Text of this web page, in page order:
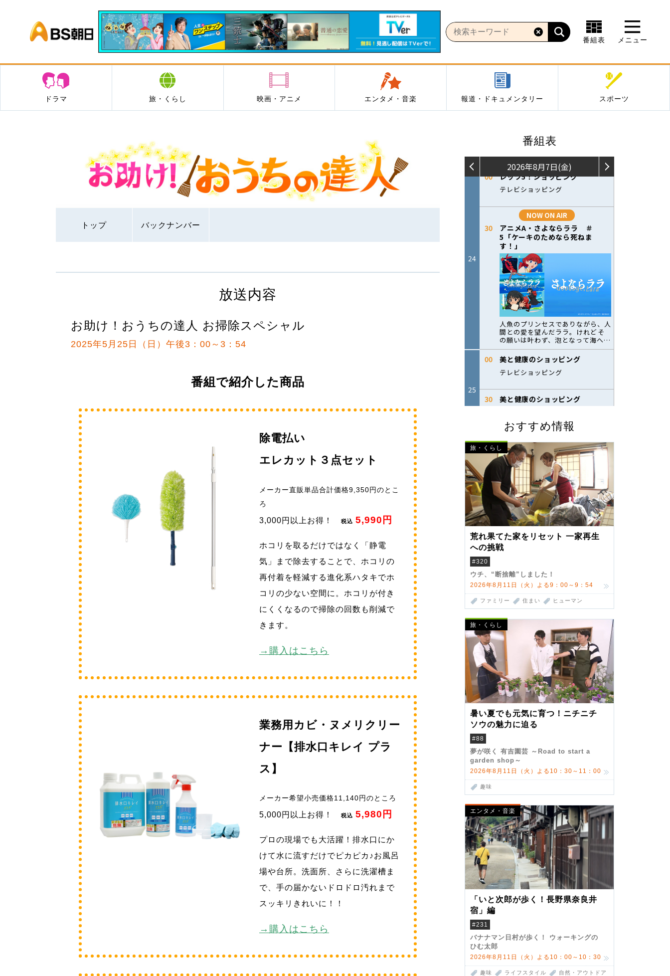
BS朝日
番組表 メニュー
ドラマ 旅・くらし 映画・アニメ エンタメ・音楽 報道・ドキュメンタリー スポーツ
トップ バックナンバー
番組表
おすすめ情報
旅・くらし
荒れ果てた家をリセット 一家再生
への挑戦
#320
ウチ、“断捨離”しました！
2026年8月11日（火）よる9：00～9：54
ファミリー 住まい ヒューマン
旅・くらし
暑い夏でも元気に育つ！ニチニチ
ソウの魅力に迫る
#88
夢が咲く 有吉園芸 ～Road to start a
garden shop～
2026年8月11日（火）よる10：30～11：00
趣味
エンタメ・音楽
「いと次郎が歩く！長野県奈良井
宿」編
#231
バナナマン日村が歩く！ ウォーキングの
ひむ太郎
2026年8月11日（火）よる10：00～10：30
趣味 ライフスタイル 自然・アウトドア
放送内容
お助け！おうちの達人 お掃除スペシャル
2025年5月25日（日）午後3：00～3：54
番組で紹介した商品
除電払い
エレカット３点セット
メーカー直販単品合計価格9,350円のとこ
ろ
3,000円以上お得！ 税込 5,990円
ホコリを取るだけではなく「静電
気」まで除去することで、ホコリの
再付着を軽減する進化系ハタキでホ
コリの少ない空間に。ホコリが付き
にくくなるので掃除の回数も削減で
きます。
→購入はこちら
業務用カビ・ヌメリクリー
ナー【排水口キレイ プラ
ス】
メーカー希望小売価格11,140円のところ
5,000円以上お得！ 税込 5,980円
プロの現場でも大活躍！排水口にか
けて水に流すだけでピカピカ♪お風呂
場や台所。洗面所、さらに洗濯槽ま
で、手の届かないドロドロ汚れまで
スッキリきれいに！！
→購入はこちら